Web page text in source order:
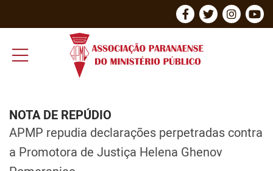
NOTA DE REPÚDIO
APMP repudia declarações perpetradas contra
a Promotora de Justiça Helena Ghenov